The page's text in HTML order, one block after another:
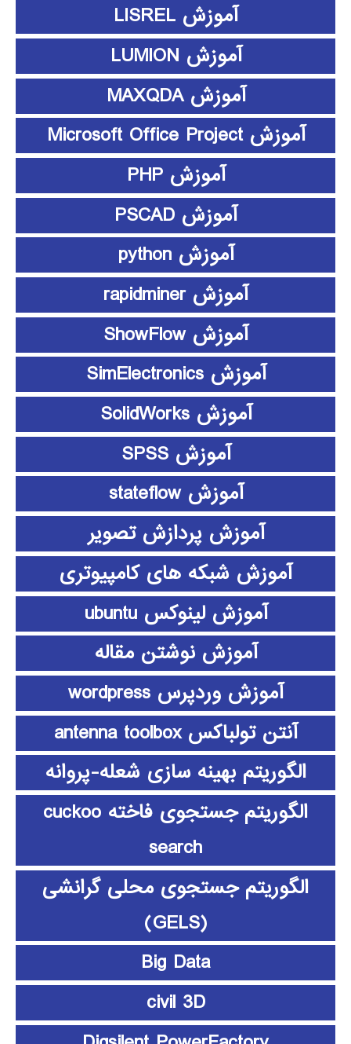
آموزش LISREL
آموزش LUMION
آموزش MAXQDA
آموزش Microsoft Office Project
آموزش PHP
آموزش PSCAD
آموزش python
آموزش rapidminer
آموزش ShowFlow
آموزش SimElectronics
آموزش SolidWorks
آموزش SPSS
آموزش stateflow
آموزش پردازش تصویر
آموزش شبکه های کامپیوتری
آموزش لینوکس ubuntu
آموزش نوشتن مقاله
آموزش وردپرس wordpress
آنتن تولباکس antenna toolbox
الگوریتم بهینه سازی شعله-پروانه
الگوریتم جستجوی فاخته cuckoo
search
الگوریتم جستجوی محلی گرانشی
(GELS)
Big Data
civil 3D